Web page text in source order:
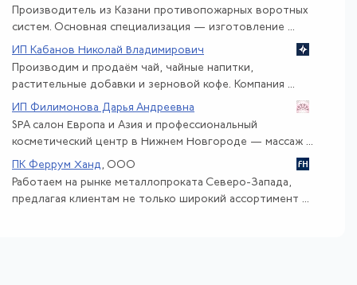
Производитель из Казани противопожарных воротных
систем. Основная специализация — изготовление ...
ИП Кабанов Николай Владимирович
Производим и продаём чай, чайные напитки,
растительные добавки и зерновой кофе. Компания ...
ИП Филимонова Дарья Андреевна
SPA салон Европа и Азия и профессиональный
косметический центр в Нижнем Новгороде — массаж ...
ПК Феррум Ханд , ООО
Работаем на рынке металлопроката Северо-Запада,
предлагая клиентам не только широкий ассортимент ...